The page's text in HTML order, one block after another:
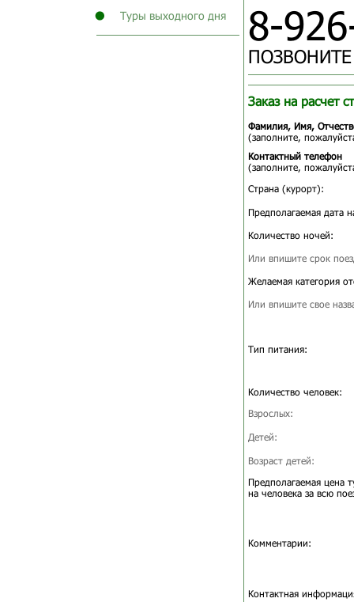
Туры выходного дня 8-
Заказ на расчет
Фамилия, Имя,
(заполните,
Контактный телефон
(заполните,
Страна (курорт):
Предполагаемая дата
Количество ночей:
Или впишите срок
Желаемая категория
Или впишите свое
Тип питания:
Количество человек:
Взрослых:
Детей:
Возраст детей:
Предполагаемая цена
на человека за всю
Комментарии:
Контактная